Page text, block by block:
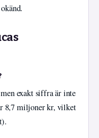
exakt siffra är inte
8,7 miljoner kr, vilket